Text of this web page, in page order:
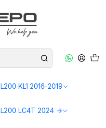
L200 KL1 2016-2019
L200 LC4T 2024 ->